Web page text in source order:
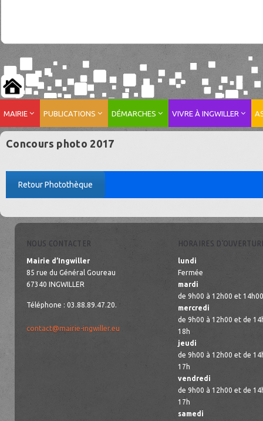
MAIRIE PUBLICATIONS DÉMARCHES VIVRE À INGWILLER
Concours photo 2017
Retour Photothèque
NOUS CONTACTER
Mairie d’Ingwiller
85 rue du Général Goureau
67340 INGWILLER
Téléphone : 03.88.89.47.20.
contact@mairie-ingwiller.eu
HORAIRES
lundi
Fermée
mardi
de 9h00 à 12h00 et
mercredi
de 9h00 à 12h00 et de
18h
jeudi
de 9h00 à 12h00 et de
17h
vendredi
de 9h00 à 12h00 et de
17h
samedi